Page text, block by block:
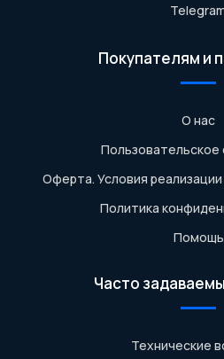
Покупателям и
О нас
Пользовательское
Оферта. Условия
Политика
Помощь
Часто
Технические